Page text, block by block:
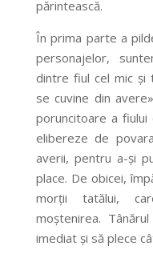
părintească.
În prima parte a
personajelor,
dintre fiul cel mic și
se cuvine din
poruncitoare a
elibereze de
averii, pentru a-și
place. De obicei,
morții tatălui,
moștenirea.
imediat și să plece